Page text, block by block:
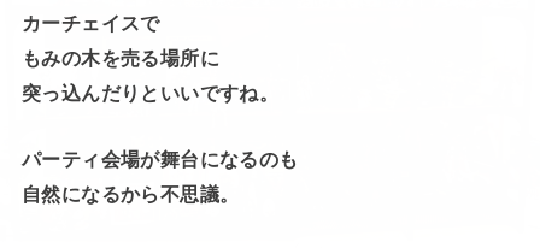
カーチェイスで
もみの木を売る場所に
突っ込んだりといいですね。
パーティ会場が舞台になるのも
自然になるから不思議。